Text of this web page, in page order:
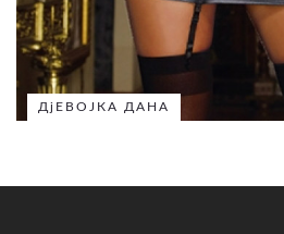
ДјЕВОЈКА ДАНА